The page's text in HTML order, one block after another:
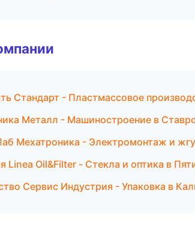
Стандарт - Пластмассовое
Металл - Машиностроение в
Мехатроника - Электромонтаж и
Linea Oil&Filter - Стекла и оптика в
Сервис Индустрия - Упаковка в